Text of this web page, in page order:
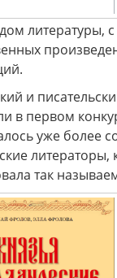
литературы,
и
в первом
уже более
литераторы,
так